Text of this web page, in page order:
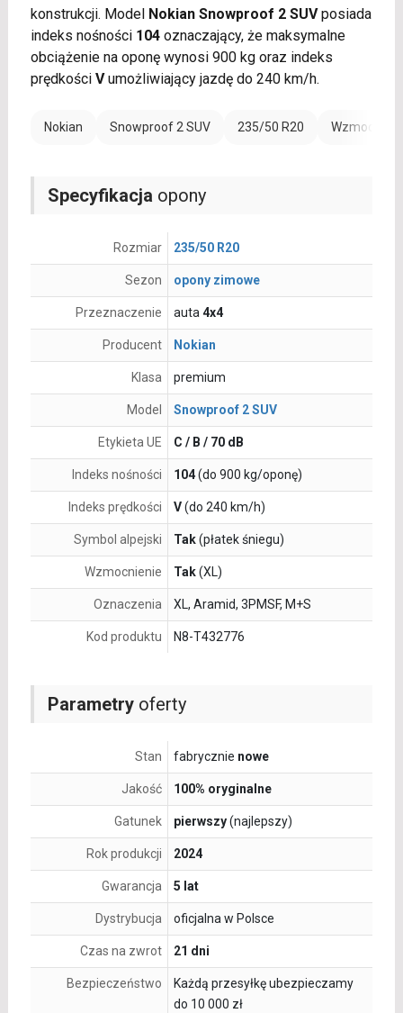
konstrukcji. Model Nokian Snowproof 2 SUVposiada
indeks nośności 104oznaczający, że maksymalne
obciążenie na oponę wynosi 900 kg oraz indeks
prędkości Vumożliwiający jazdę do 240 km/h.
Nokian Snowproof 2 SUV 235/50 R20
Parametryoferty
Stan fabrycznie nowe
Jakość 100% oryginalne
Gatunek pierwszy(najlepszy)
Rok produkcji 2024
Gwarancja 5 lat
Dystrybucja oficjalna w Polsce
Czas na zwrot 21 dni
Bezpieczeństwo
Każdą przesyłkę ubezpieczamy
do 10 000 zł
Specyfikacja opony
Rozmiar 235/50 R20
Sezon opony zimowe
Przeznaczenie auta 4x4
Producent Nokian
Klasa premium
Model Snowproof 2 SUV
Etykieta UE C / B / 70 dB
Indeks nośności 104(do 900 kg/oponę)
Indeks prędkości V(do 240 km/h)
Symbol alpejski Tak(płatek śniegu)
Wzmocnienie Tak(XL)
Oznaczenia XL, Aramid, 3PMSF, M+S
Kod produktu N8-T432776